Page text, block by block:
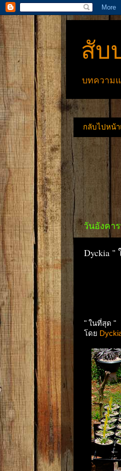
สับ
บทความแ
กลับไปหน้
วันอังคา
Dyckia "
" ในที่สุด "
โดย